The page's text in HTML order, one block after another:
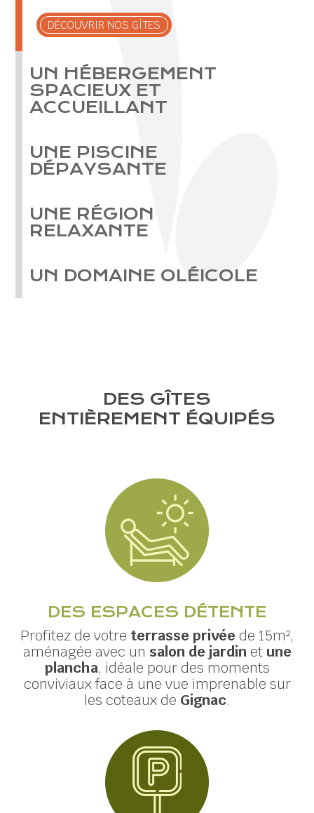
DÉCOUVRIR NOS GÎTES
UN HÉBERGEMENT
SPACIEUX ET
ACCUEILLANT
UNE PISCINE
DÉPAYSANTE
UNE RÉGION
RELAXANTE
UN DOMAINE OLÉICOLE
DES GÎTES
ENTIÈREMENT ÉQUIPÉS
DES ESPACES DÉTENTE
Profitez de votre terrasse privée de 15m²,
aménagée avec un salon de jardinet une
plancha, idéale pour des moments
conviviaux face à une vue imprenable sur
les coteaux de Gignac.